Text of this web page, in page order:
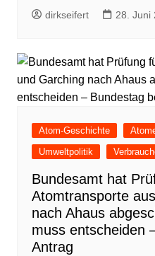
dirkseifert 28. Juni
Atom-Geschichte
Umweltpolitik
Bundesamt hat
Atomtransporte
nach Ahaus
muss entscheiden
Antrag